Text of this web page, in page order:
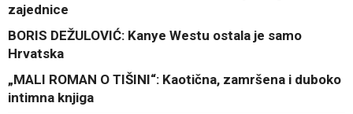
zajednice
BORIS DEŽULOVIĆ: Kanye Westu ostala je samo
Hrvatska
„MALI ROMAN O TIŠINI“: Kaotična, zamršena i duboko
intimna knjiga